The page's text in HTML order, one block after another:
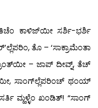
ಕಾಳಿಜ್‍ಯೀ ಸರ್ಶಿ-ಭರ್ಶಿ
ತೊ – ‘ಸಾಕ್ರಾಮೆಂತಾ
– ಜಾಪ್ ದೀವ್ನ್, ತೆಚ್
ಸಾಂಗ್‍ಲ್ಲೆಪರಿಂಚ್ ಥಂಯ್
ಮ್ಹಳ್ಳೆಂ ಖಂಡಿತ್! “ಸಾಂಗ್